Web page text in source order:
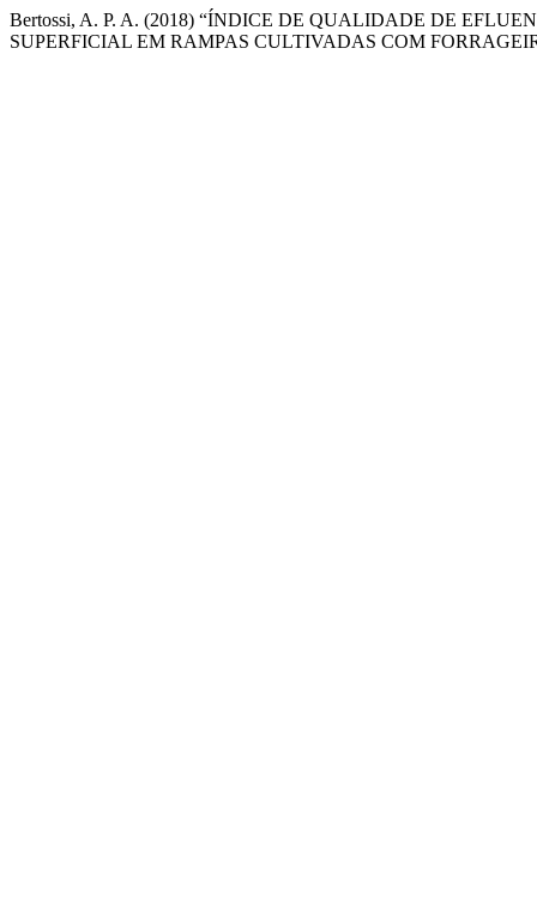
Bertossi, A. P. A. (2018) “ÍNDICE DE QUALIDADE DE
SUPERFICIAL EM RAMPAS CULTIVADAS COM